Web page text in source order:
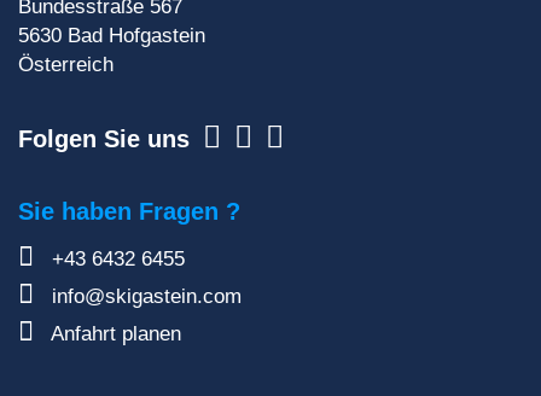
Bundesstraße 567
5630 Bad Hofgastein
Österreich
Folgen Sie uns
Sie haben Fragen ?
+43 6432 6455
info@skigastein.com
Anfahrt planen